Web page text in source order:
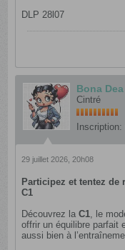
DLP 28l07
Bona Dea
Cintré
Inscription:
29 juillet 2026, 20h08
Participez et tentez de
C1
Découvrez laC1 , le
offrir un équilibre parfait
aussi bien à